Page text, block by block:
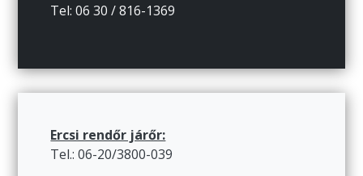
Tel: 06 30 / 816-1369
Ercsi rendőr járőr:
Tel.: 06-20/3800-039